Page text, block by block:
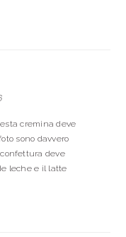
cremina deve
sono davvero
deve
leche e il latte